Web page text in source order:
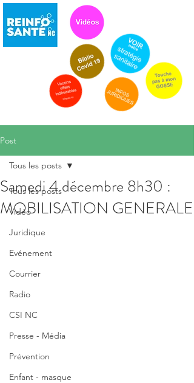
Post
Tous les posts
Vidéo
Juridique
Evénement
Courrier
Radio
CSI NC
Presse - Média
Prévention
Enfant - masque
Tous les posts
Samedi 4 décembre 8h30 :
MOBILISATION GENERALE